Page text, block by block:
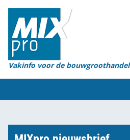
Vakinfo voor de bouwgroothandel
Home
Magazines
Organisaties
Marktcijfers